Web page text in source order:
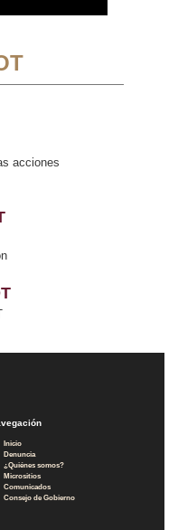
acciones
Inicio
Denuncia
¿Quiénes somos?
Micrositios
Comunicados
Consejo de Gobierno